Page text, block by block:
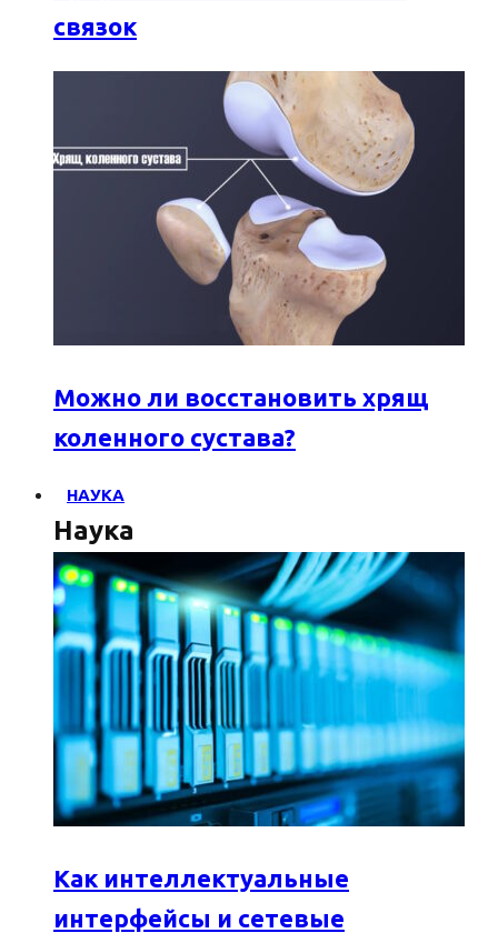
связок
Можно ли восстановить хрящ
коленного сустава?
НАУКА
Наука
Как интеллектуальные
интерфейсы и сетевые